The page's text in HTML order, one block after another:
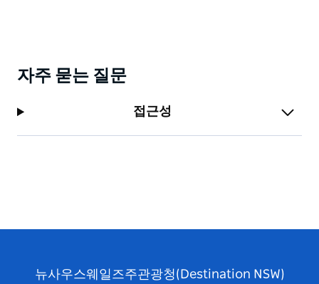
자주 묻는 질문
접근성
뉴사우스웨일즈주관광청(Destination NSW)